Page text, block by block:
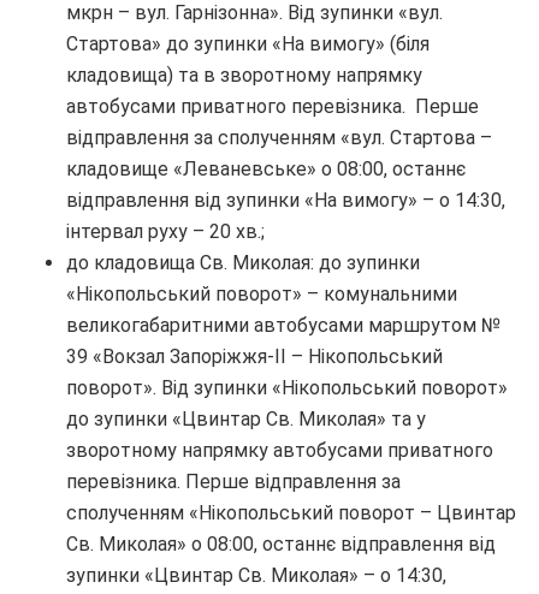
мкрн – вул. Гарнізонна». Від зупинки «вул.
Стартова» до зупинки «На вимогу» (біля
кладовища) та в зворотному напрямку
автобусами приватного перевізника. Перше
відправлення за сполученням «вул. Стартова –
кладовище «Леваневське» о 08:00, останнє
відправлення від зупинки «На вимогу» – о 14:30,
інтервал руху – 20 хв.;
до кладовища Св. Миколая: до зупинки
«Нікопольський поворот» – комунальними
великогабаритними автобусами маршрутом №
39 «Вокзал Запоріжжя-ІІ – Нікопольський
поворот». Від зупинки «Нікопольський поворот»
до зупинки «Цвинтар Св. Миколая» та у
зворотному напрямку автобусами приватного
перевізника. Перше відправлення за
сполученням «Нікопольський поворот – Цвинтар
Св. Миколая» о 08:00, останнє відправлення від
зупинки «Цвинтар Св. Миколая» – о 14:30,